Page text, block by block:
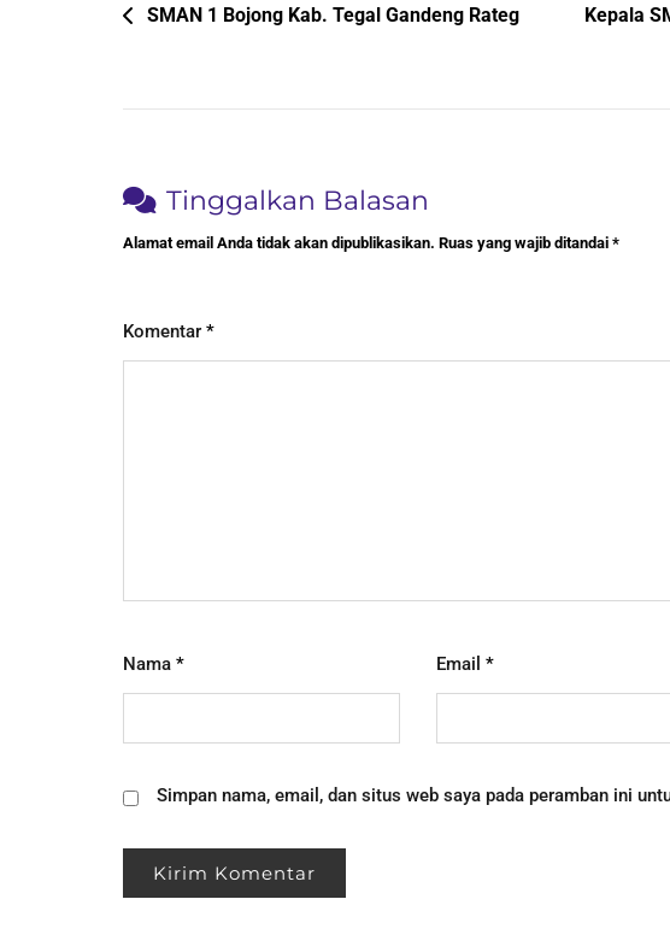
Navigasi
SMAN 1 Bojong Kab. Tegal Gandeng Rateg
Kepala
Tinggalkan Balasan
Alamat email Anda tidak akan dipublikasikan. Ruas yang wajib ditandai *
Komentar *
Nama * Email *
Simpan nama, email, dan situs web saya pada peramban ini